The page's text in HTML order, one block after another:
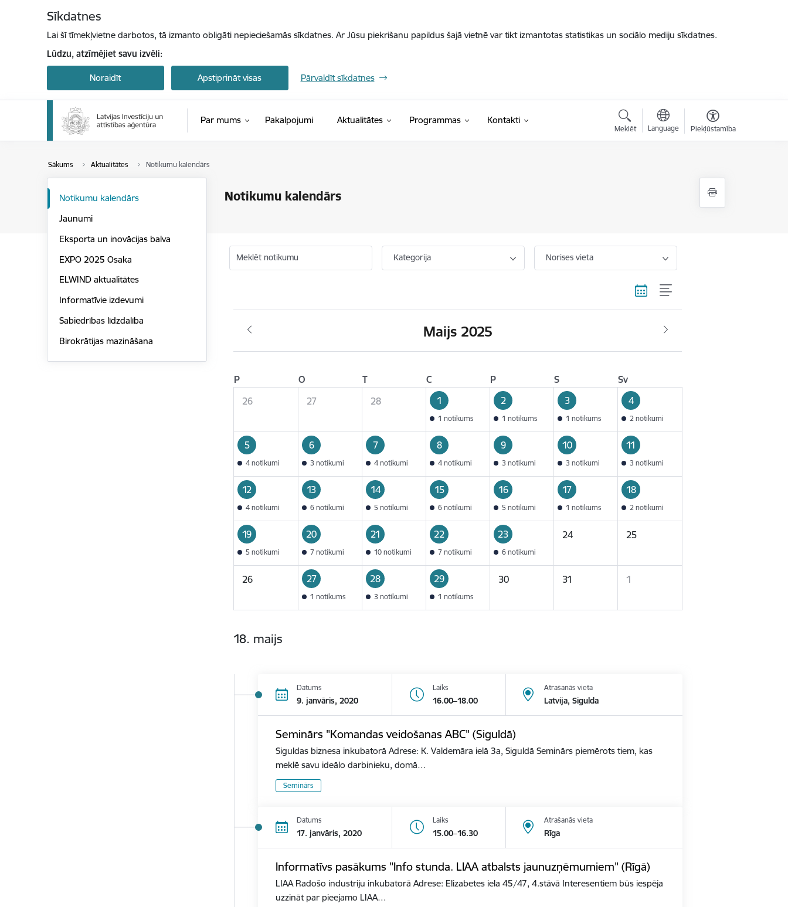
Sīkdatnes
Lai šī tīmekļvietne darbotos, tā izmanto obligāti nepieciešamās sīkdatnes. Ar Jūsu piekrišanu papildus šajā vietnē var tikt izmantotas statistikas un sociālo mediju sīkdatnes.
Lūdzu, atzīmējiet savu izvēli:
Noraidīt Apstiprināt visas Pārvaldīt sīkdatnes
Par mums Pakalpojumi Aktualitātes Programmas Kontakti
Meklēt Language Piekļūstamība
Sākums Aktualitātes Notikumu kalendārs
Notikumu kalendārs
Notikumu kalendārs
Jaunumi
Eksporta un inovācijas balva
EXPO 2025 Osaka
ELWIND aktualitātes
Informatīvie izdevumi
Sabiedrības līdzdalība
Birokrātijas mazināšana
Meklēt notikumu Kategorija Norises vieta
Maijs 2025
P O T C P S
Sv
26
27 28 1
1 notikums
2
1 notikums
3
1 notikums
4
2 notikumi
5
4 notikumi
6
3 notikumi
7
4 notikumi
8
4 notikumi
9
3 notikumi
10
3 notikumi
11
3 notikumi
12
4 notikumi
13
6 notikumi
14
5 notikumi
15
6 notikumi
16
5 notikumi
17
1 notikums
18
2 notikumi
19
5 notikumi
20
7 notikumi
21
10 notikumi
22
7 notikumi
23
6 notikumi
24 25
26 27
1 notikums
28
3 notikumi
29
1 notikums
30 31 1
18. maijs
Datums
9. janvāris, 2020
Laiks
16.00–18.00
Atrašanās vieta
Latvija, Sigulda
Seminārs "Komandas veidošanas ABC" (Siguldā)
Siguldas biznesa inkubatorā Adrese: K. Valdemāra ielā 3a, Siguldā Seminārs piemērots tiem, kas
meklē savu ideālo darbinieku, domā…
Seminārs
Datums
17. janvāris, 2020
Laiks
15.00–16.30
Atrašanās vieta
Rīga
Informatīvs pasākums "Info stunda. LIAA atbalsts jaunuzņēmumiem" (Rīgā)
LIAA Radošo industriju inkubatorā Adrese: Elizabetes iela 45/47, 4.stāvā Interesentiem būs iespēja
uzzināt par pieejamo LIAA…